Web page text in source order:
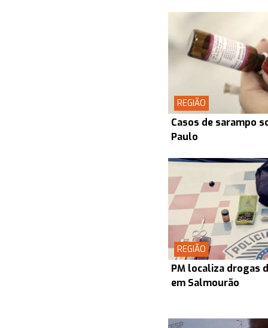
REGIÃO
Casos de sarampo
Paulo
REGIÃO
PM localiza drogas
em Salmourão